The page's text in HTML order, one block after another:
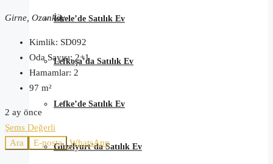
İskele’de Satılık Ev
Lefkoşa’da Satılık Ev
Lefke’de Satılık Ev
Güzelyurt’da Satılık Ev
Girne, Ozanköy
Kimlik: SD092
Oda Sayısı: 2+1
Hamamlar: 2
97 m²
2 ay önce
Şems Değerli
Ara
E-posta WhatsApp